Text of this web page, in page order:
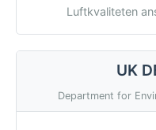
Luftkvaliteten
UK
Department for